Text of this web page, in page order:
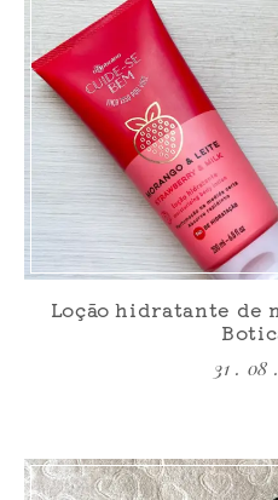
Loção hidratante de
31 . 08